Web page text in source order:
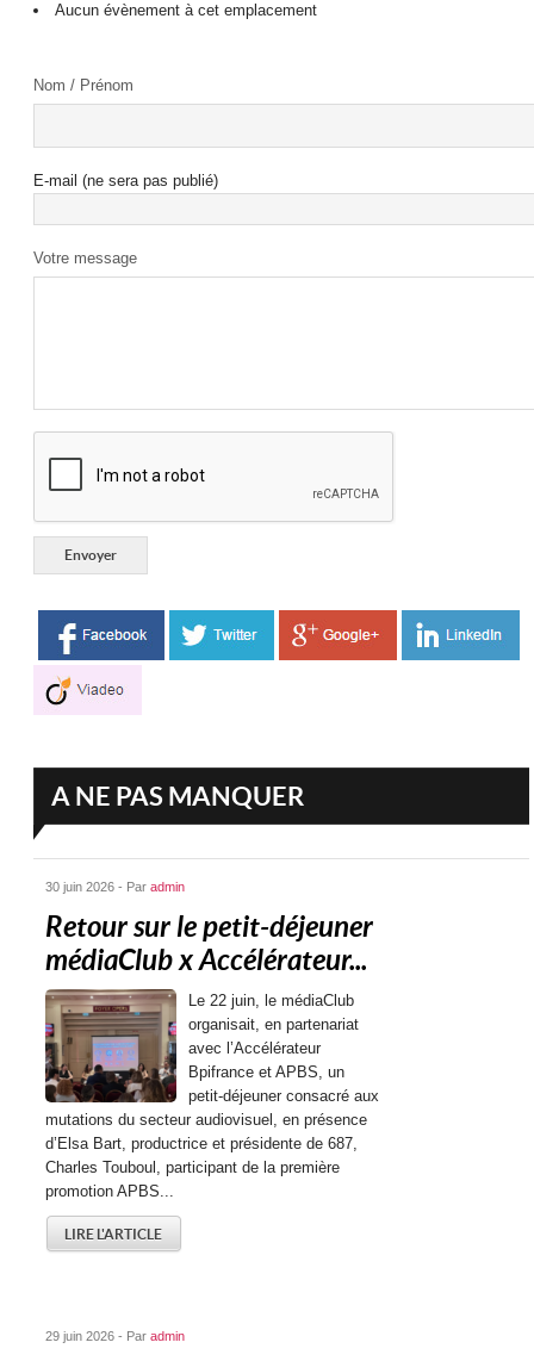
Aucun évènement à cet emplacement
Nom / Prénom
E-mail (ne sera pas publié)
Votre message
A NE PAS MANQUER
30 juin 2026 - Paradmin
Retour sur le petit-déjeuner
médiaClub x Accélérateur...
Le 22 juin, le médiaClub
organisait, en partenariat
avec l’Accélérateur
Bpifrance et APBS, un
petit-déjeuner consacré aux
mutations du secteur audiovisuel, en présence
d’Elsa Bart, productrice et présidente de 687,
Charles Touboul, participant de la première
promotion APBS...
LIRE L'ARTICLE
29 juin 2026 - Paradmin